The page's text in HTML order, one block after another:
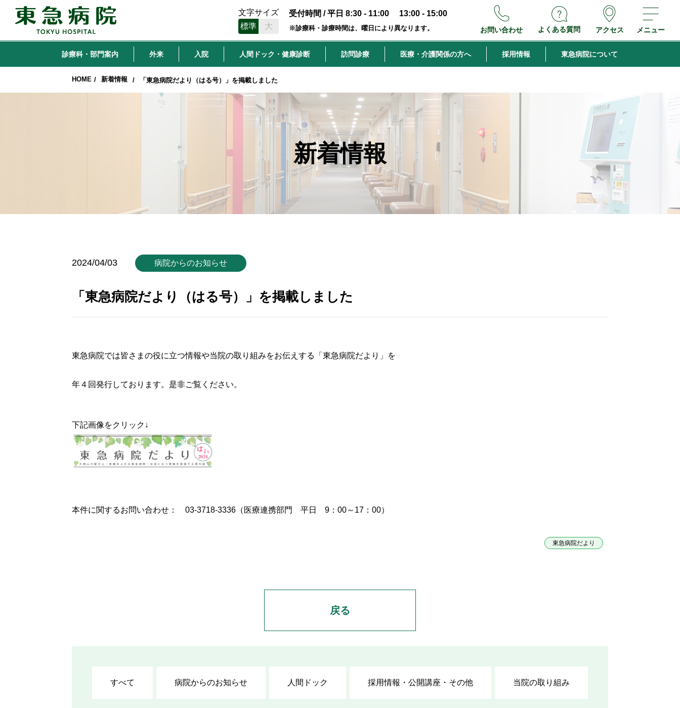
文字サイズ
標準
大
受付時間 / 平日 8:30 - 11:00 13:00 - 15:00
※診療科・診療時間は、曜日により異なります。 お問い合わせ よくある質問 アクセス メニュー
診療科・部門案内 外来 入院 人間ドック・健康診断 訪問診療 医療・介護関係の方へ 採用情報 東急病院について
HOME / 新着情報 / 「東急病院だより（はる号）」を掲載しました
新着情報
2024/04/03 病院からのお知らせ
「東急病院だより（はる号）」を掲載しました
東急病院では皆さまの役に立つ情報や当院の取り組みをお伝えする「東急病院だより」を
年４回発行しております。是非ご覧ください。
下記画像をクリック↓
本件に関するお問い合わせ： 03-3718-3336（医療連携部門 平日 9：00～17：00）
東急病院だより
戻る
すべて 病院からのお知らせ 人間ドック 採用情報・公開講座・その他 当院の取り組み